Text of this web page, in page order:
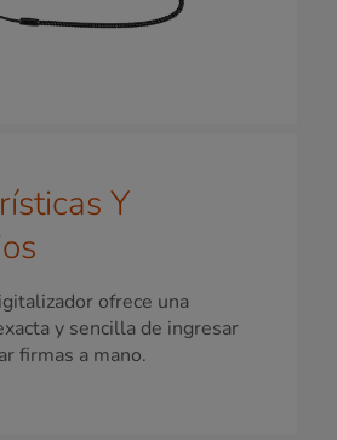
Y
ofrece una
y sencilla de ingresar
firmas a mano.